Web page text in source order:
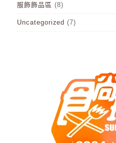
服飾飾品區 (8)
Uncategorized (7)